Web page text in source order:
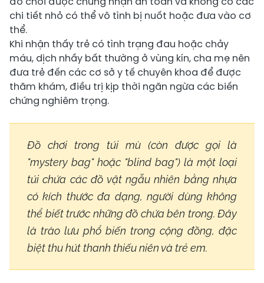
chi tiết nhỏ có thể vô tình bị nuốt hoặc đưa vào cơ
thể.
Khi nhận thấy trẻ có tình trạng đau hoặc chảy
máu, dịch nhầy bất thường ở vùng kín, cha mẹ nên
đưa trẻ đến các cơ sở y tế chuyên khoa để được
thăm khám, điều trị kịp thời ngăn ngừa các biến
chứng nghiêm trọng.
Đồ chơi trong túi mù (còn được gọi là
"mystery bag" hoặc "blind bag") là một loại
túi chứa các đồ vật ngẫu nhiên bằng nhựa
có kích thước đa dạng, người dùng không
thể biết trước những đồ chứa bên trong. Đây
là trào lưu phổ biến trong cộng đồng, đặc
biệt thu hút thanh thiếu niên và trẻ em.